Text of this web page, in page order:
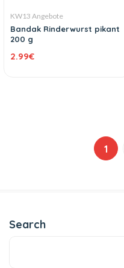
KW13 Angebote
Bandak Rinderwurst pikant
200 g
2.99€
1
Search